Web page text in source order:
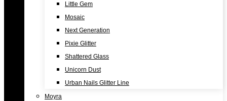
Little Gem
Mosaic
Next Generation
Pixie Glitter
Shattered Glass
Unicorn Dust
Urban Nails Glitter Line
Moyra